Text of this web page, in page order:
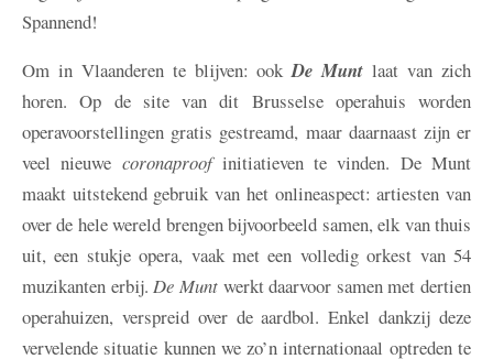
Spannend!
Om in Vlaanderen te blijven: ookDe Munt laat van zich
horen. Op de site van dit Brusselse operahuis worden
operavoorstellingen gratis gestreamd, maar daarnaast zijn er
veel nieuwe coronaproof initiatieven te vinden. De Munt
maakt uitstekend gebruik van het onlineaspect: artiesten van
over de hele wereld brengen bijvoorbeeld samen, elk van thuis
uit, een stukje opera, vaak met een volledig orkest van 54
muzikanten erbij.De Muntwerkt daarvoor samen met dertien
operahuizen, verspreid over de aardbol. Enkel dankzij deze
vervelende situatie kunnen we zo’n internationaal optreden te